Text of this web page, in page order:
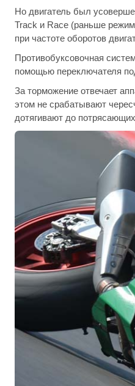
Но двигатель был
Track и Race (раньше
при частоте оборотов
Противобуксовочная
помощью переключателя
За торможение отвечает
этом не срабатывают
дотягивают до